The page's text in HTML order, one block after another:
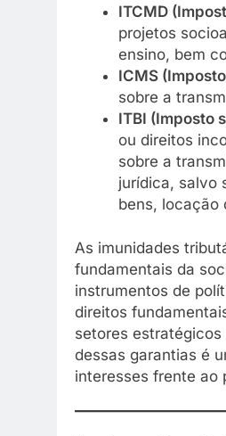
ITCMD
projetos
ensino, bem
ICMS
sobre a
ITBI (Imposto
ou direitos
sobre a
jurídica, salvo
bens, locação
As imunidades
fundamentais da
instrumentos de
direitos
setores
dessas garantias é
interesses frente ao